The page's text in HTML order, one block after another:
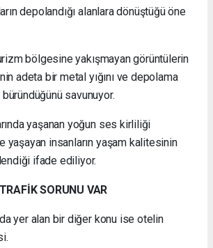
depolandığı alanlara dönüştüğü öne
bölgesine yakışmayan görüntülerin
adeta bir metal yığını ve depolama
savunuyor.
yaşanan yoğun ses kirliliği
yaşayan insanların yaşam kalitesinin
ifade ediliyor.
SORUNU VAR
yer alan bir diğer konu ise otelin